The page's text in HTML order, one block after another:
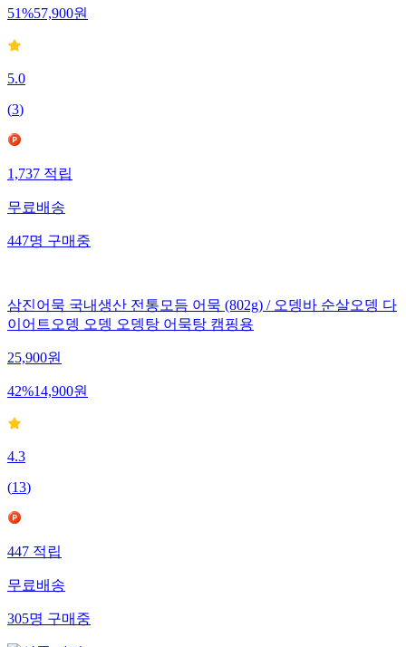
51%57,900원
5.0
(3)
1,737적립
무료배송
447명구매중
삼진어묵 국내생산 전통모듬 어묵 (802g) / 오뎅바 순살오뎅 다
이어트오뎅 오뎅 오뎅탕 어묵탕 캠핑용
25,900원
42%14,900원
4.3
(13)
447적립
무료배송
305명구매중